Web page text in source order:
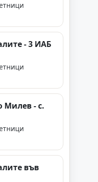
- 3 ИАБ
Милев - с.
във